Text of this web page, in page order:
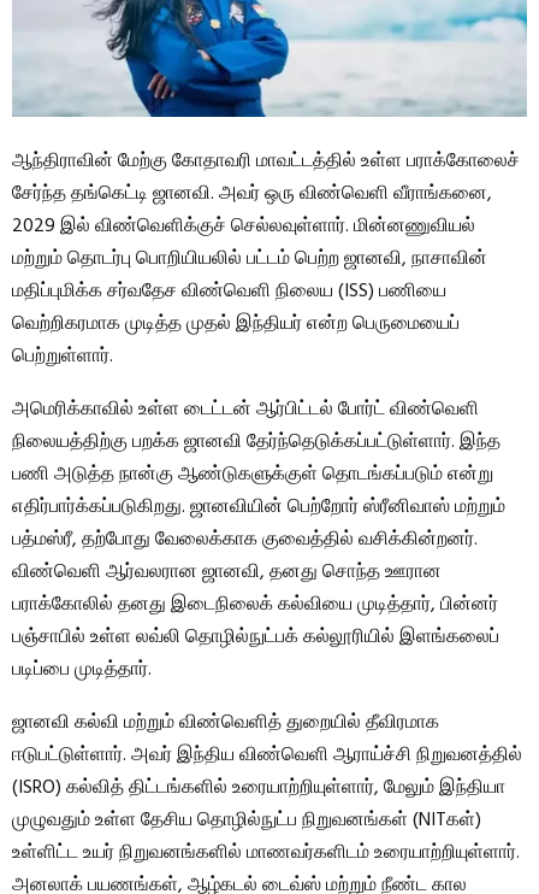
ஆந்திராவின் மேற்கு கோதாவரி மாவட்டத்தில் உள்ள பராக்கோலைச்
சேர்ந்த தங்கெட்டி ஜானவி. அவர் ஒரு விண்வெளி வீராங்கனை,
2029 இல் விண்வெளிக்குச் செல்லவுள்ளார். மின்னணுவியல்
மற்றும் தொடர்பு பொறியியலில் பட்டம் பெற்ற ஜானவி, நாசாவின்
மதிப்புமிக்க சர்வதேச விண்வெளி நிலைய (ISS) பணியை
வெற்றிகரமாக முடித்த முதல் இந்தியர் என்ற பெருமையைப்
பெற்றுள்ளார்.
அமெரிக்காவில் உள்ள டைட்டன் ஆர்பிட்டல் போர்ட் விண்வெளி
நிலையத்திற்கு பறக்க ஜானவி தேர்ந்தெடுக்கப்பட்டுள்ளார். இந்த
பணி அடுத்த நான்கு ஆண்டுகளுக்குள் தொடங்கப்படும் என்று
எதிர்பார்க்கப்படுகிறது. ஜானவியின் பெற்றோர் ஸ்ரீனிவாஸ் மற்றும்
பத்மஸ்ரீ, தற்போது வேலைக்காக குவைத்தில் வசிக்கின்றனர்.
விண்வெளி ஆர்வலரான ஜானவி, தனது சொந்த ஊரான
பராக்கோலில் தனது இடைநிலைக் கல்வியை முடித்தார், பின்னர்
பஞ்சாபில் உள்ள லவ்லி தொழில்நுட்பக் கல்லூரியில் இளங்கலைப்
படிப்பை முடித்தார்.
ஜானவி கல்வி மற்றும் விண்வெளித் துறையில் தீவிரமாக
ஈடுபட்டுள்ளார். அவர் இந்திய விண்வெளி ஆராய்ச்சி நிறுவனத்தில்
(ISRO) கல்வித் திட்டங்களில் உரையாற்றியுள்ளார், மேலும் இந்தியா
முழுவதும் உள்ள தேசிய தொழில்நுட்ப நிறுவனங்கள் (NITகள்)
உள்ளிட்ட உயர் நிறுவனங்களில் மாணவர்களிடம் உரையாற்றியுள்ளார்.
அனலாக் பயணங்கள், ஆழ்கடல் டைவ்ஸ் மற்றும் நீண்ட கால